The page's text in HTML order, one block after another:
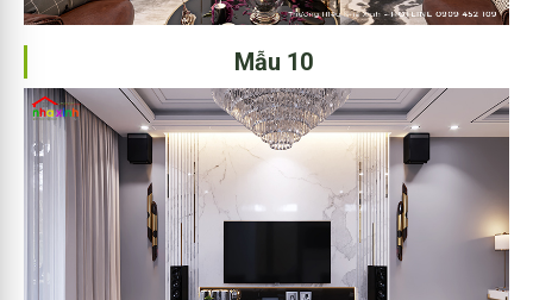
Mẫu 10